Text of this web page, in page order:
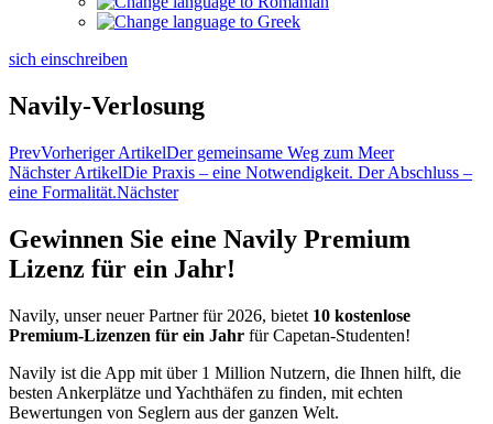
sich einschreiben
Navily-Verlosung
PrevVorheriger ArtikelDer gemeinsame Weg zum Meer
Nächster ArtikelDie Praxis – eine Notwendigkeit. Der Abschluss –
eine Formalität.Nächster
Gewinnen Sie eine Navily Premium
Lizenz für ein Jahr!
Navily, unser neuer Partner für 2026, bietet 10 kostenlose
Premium-Lizenzen für ein Jahr für Capetan-Studenten!
Navily ist die App mit über 1 Million Nutzern, die Ihnen hilft, die
besten Ankerplätze und Yachthäfen zu finden, mit echten
Bewertungen von Seglern aus der ganzen Welt.